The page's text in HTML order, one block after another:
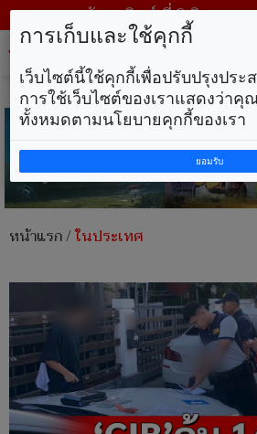
วันอาทิตย์ ที่ 9 สิงหาคม
หน้าแรก/ในประเทศ
การเก็บและใช้คุกกี้
เว็บไซต์นี้ใช้คุกกี้เพื่อปรับปรุงปร
การใช้เว็บไซต์ของเราแสดงว่า
ทั้งหมดตามนโยบายคุกกี้ของเรา
ยอมรับ